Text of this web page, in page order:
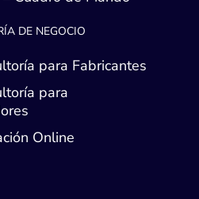
DE NEGOCIO
para Fabricantes
para
Online